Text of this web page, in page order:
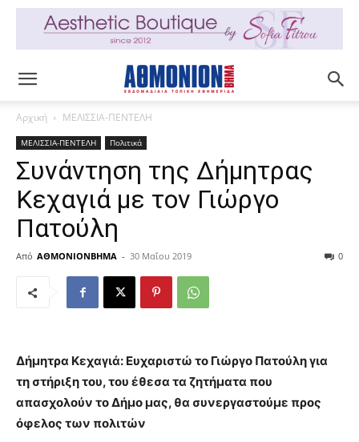
Αρχική ΜΕΛΙΣΣΙΑ-ΠΕΝΤΕΛΗ
ΜΕΛΙΣΣΙΑ-ΠΕΝΤΕΛΗ Πολιτικά
Συνάντηση της Δήμητρας
Κεχαγιά με τον Γιώργο
Πατούλη
Από ΑΘΜΟΝΙΟΝΒΗΜΑ - 30 Μαΐου 2019 0
Δήμητρα Κεχαγιά: Ευχαριστώ το Γιώργο Πατούλη για
τη στήριξη του, του έθεσα τα ζητήματα που
απασχολούν το Δήμο μας, θα συνεργαστούμε προς
όφελος των πολιτών